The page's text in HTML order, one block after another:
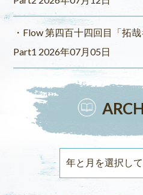
Flow 第四百十四回目「拓
Part1 2026年07月05日